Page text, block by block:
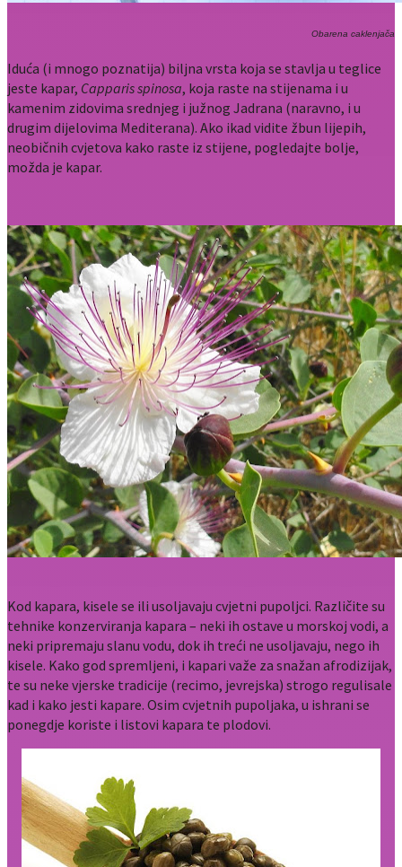
Obarena caklenjača
Iduća (i mnogo poznatija) biljna vrsta koja se stavlja u teglice
jeste kapar, Capparis spinosa, koja raste na stijenama i u
kamenim zidovima srednjeg i južnog Jadrana (naravno, i u
drugim dijelovima Mediterana). Ako ikad vidite žbun lijepih,
neobičnih cvjetova kako raste iz stijene, pogledajte bolje,
možda je kapar.
Kod kapara, kisele se ili usoljavaju cvjetni pupoljci. Različite su
tehnike konzerviranja kapara – neki ih ostave u morskoj vodi, a
neki pripremaju slanu vodu, dok ih treći ne usoljavaju, nego ih
kisele. Kako god spremljeni, i kapari važe za snažan afrodizijak,
te su neke vjerske tradicije (recimo, jevrejska) strogo regulisale
kad i kako jesti kapare. Osim cvjetnih pupoljaka, u ishrani se
ponegdje koriste i listovi kapara te plodovi.